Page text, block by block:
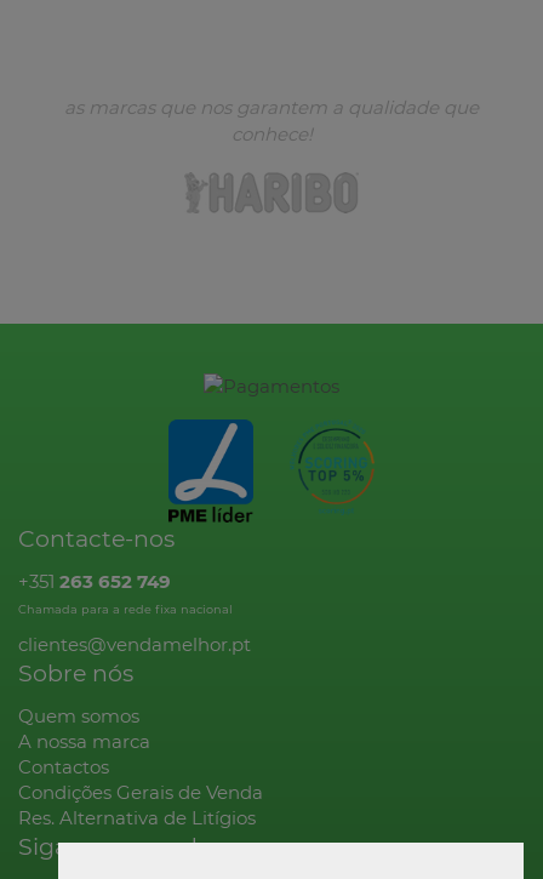
as marcas que nos garantem a qualidade que
conhece!
Contacte-nos
+351 263 652 749
Chamada para a rede fixa nacional
clientes@vendamelhor.pt
Sobre nós
Quem somos
A nossa marca
Contactos
Condições Gerais de Venda
Res. Alternativa de Litígios
Siga-nos na rede